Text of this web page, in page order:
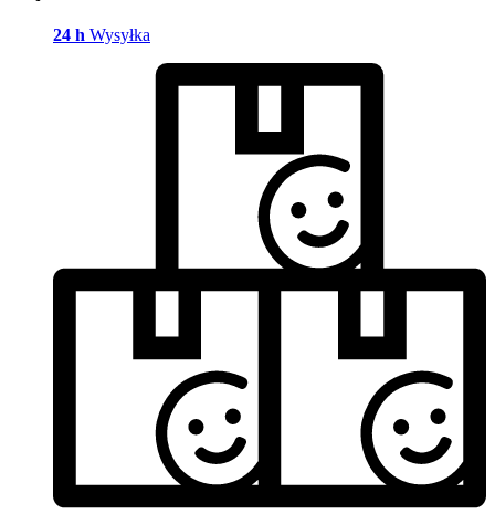
24 h Wysyłka